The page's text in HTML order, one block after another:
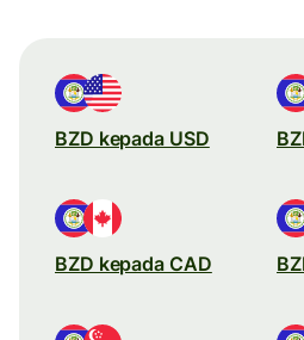
BZD kepada USD
BZD kepada CAD